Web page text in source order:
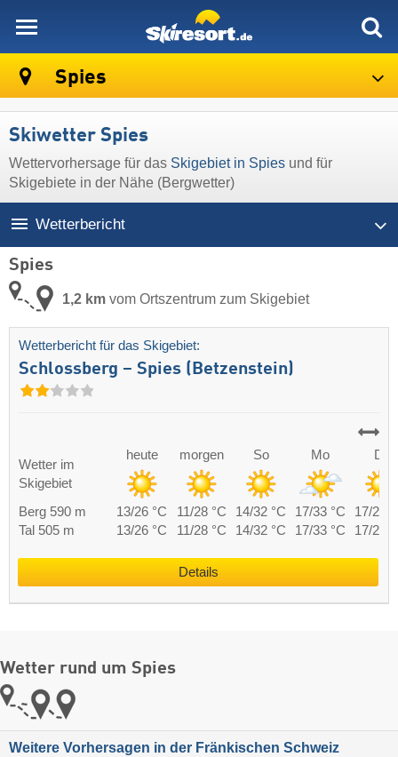
Spies
Skiwetter Spies
Wettervorhersage für das Skigebiet in Spies und für
Skigebiete in der Nähe (Bergwetter)
Wetterbericht
Spies
1,2 km vom Ortszentrum zum Skigebiet
Wetterbericht für das Skigebiet:
Schlossberg – Spies (Betzenstein)
Wetter im
Skigebiet
heute morgen So Mo Di
Berg 590 m 13/26 °C 11/28 °C 14/32 °C 17/33 °C
17/29
Tal 505 m
13/26 °C 11/28 °C 14/32 °C 17/33 °C 17/29
Details
Wetter rund um Spies
Weitere Vorhersagen in der Fränkischen Schweiz